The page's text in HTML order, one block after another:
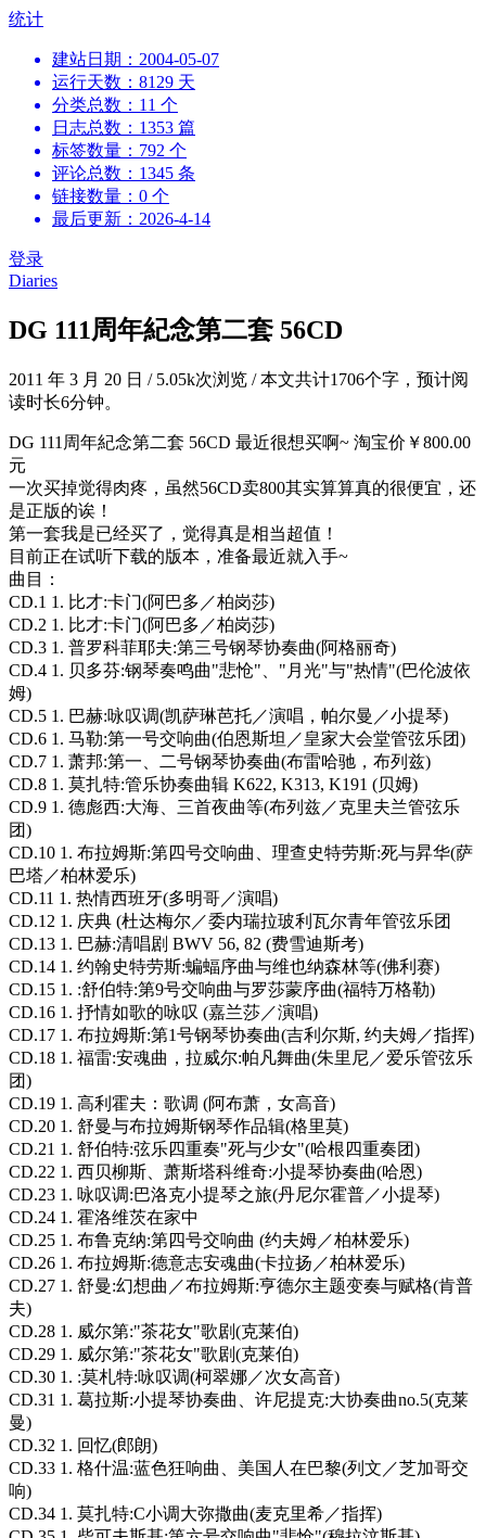
跳
统计
建站日期：2004-05-07
运行天数：8129 天
分类总数：11 个
日志总数：1353 篇
标签数量：792 个
评论总数：1345 条
链接数量：0 个
最后更新：2026-4-14
登录
Diaries
DG 111周年紀念第二套 56CD
2011 年 3 月 20 日 /5.05k次浏览 /本文共计1706个字，预计阅
读时长6分钟。
DG 111周年紀念第二套 56CD 最近很想买啊~ 淘宝价￥800.00
元
一次买掉觉得肉疼，虽然56CD卖800其实算算真的很便宜，还
是正版的诶！
第一套我是已经买了，觉得真是相当超值！
目前正在试听下载的版本，准备最近就入手~
曲目：
CD.1 1. 比才:卡门(阿巴多／柏岗莎)
CD.2 1. 比才:卡门(阿巴多／柏岗莎)
CD.3 1. 普罗科菲耶夫:第三号钢琴协奏曲(阿格丽奇)
CD.4 1. 贝多芬:钢琴奏鸣曲"悲怆"、"月光"与"热情"(巴伦波依
姆)
CD.5 1. 巴赫:咏叹调(凯萨琳芭托／演唱，帕尔曼／小提琴)
CD.6 1. 马勒:第一号交响曲(伯恩斯坦／皇家大会堂管弦乐团)
CD.7 1. 萧邦:第一、二号钢琴协奏曲(布雷哈驰，布列兹)
CD.8 1. 莫扎特:管乐协奏曲辑 K622, K313, K191 (贝姆)
CD.9 1. 德彪西:大海、三首夜曲等(布列兹／克里夫兰管弦乐
团)
CD.10 1. 布拉姆斯:第四号交响曲、理查史特劳斯:死与昇华(萨
巴塔／柏林爱乐)
CD.11 1. 热情西班牙(多明哥／演唱)
CD.12 1. 庆典 (杜达梅尔／委内瑞拉玻利瓦尔青年管弦乐团
CD.13 1. 巴赫:清唱剧 BWV 56, 82 (费雪迪斯考)
CD.14 1. 约翰史特劳斯:蝙蝠序曲与维也纳森林等(佛利赛)
CD.15 1. :舒伯特:第9号交响曲与罗莎蒙序曲(福特万格勒)
CD.16 1. 抒情如歌的咏叹 (嘉兰莎／演唱)
CD.17 1. 布拉姆斯:第1号钢琴协奏曲(吉利尔斯, 约夫姆／指挥)
CD.18 1. 福雷:安魂曲，拉威尔:帕凡舞曲(朱里尼／爱乐管弦乐
团)
CD.19 1. 高利霍夫：歌调 (阿布萧，女高音)
CD.20 1. 舒曼与布拉姆斯钢琴作品辑(格里莫)
CD.21 1. 舒伯特:弦乐四重奏"死与少女"(哈根四重奏团)
CD.22 1. 西贝柳斯、萧斯塔科维奇:小提琴协奏曲(哈恩)
CD.23 1. 咏叹调:巴洛克小提琴之旅(丹尼尔霍普／小提琴)
CD.24 1. 霍洛维茨在家中
CD.25 1. 布鲁克纳:第四号交响曲 (约夫姆／柏林爱乐)
CD.26 1. 布拉姆斯:德意志安魂曲(卡拉扬／柏林爱乐)
CD.27 1. 舒曼:幻想曲／布拉姆斯:亨德尔主题变奏与赋格(肯普
夫)
CD.28 1. 威尔第:"茶花女"歌剧(克莱伯)
CD.29 1. 威尔第:"茶花女"歌剧(克莱伯)
CD.30 1. :莫札特:咏叹调(柯翠娜／次女高音)
CD.31 1. 葛拉斯:小提琴协奏曲、许尼提克:大协奏曲no.5(克莱
曼)
CD.32 1. 回忆(郎朗)
CD.33 1. 格什温:蓝色狂响曲、美国人在巴黎(列文／芝加哥交
响)
CD.34 1. 莫扎特:C小调大弥撒曲(麦克里希／指挥)